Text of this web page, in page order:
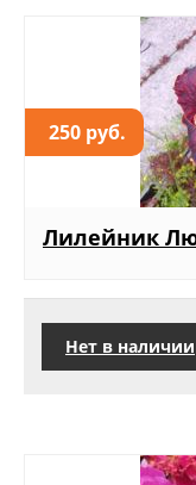
250 руб.
Лилейник
Нет в наличии